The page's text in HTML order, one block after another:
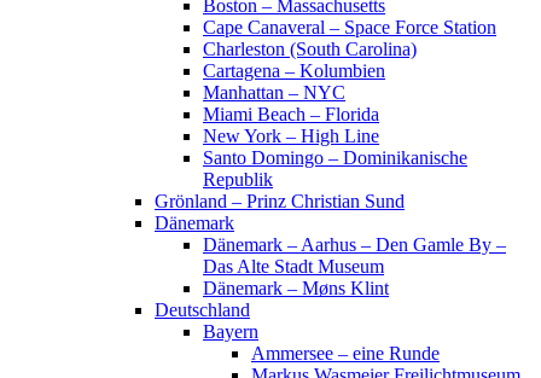
Boston – Massachusetts
Cape Canaveral – Space Force Station
Charleston (South Carolina)
Cartagena – Kolumbien
Manhattan – NYC
Miami Beach – Florida
New York – High Line
Santo Domingo – Dominikanische
Republik
Grönland – Prinz Christian Sund
Dänemark
Dänemark – Aarhus – Den Gamle By –
Das Alte Stadt Museum
Dänemark – Møns Klint
Deutschland
Bayern
Ammersee – eine Runde